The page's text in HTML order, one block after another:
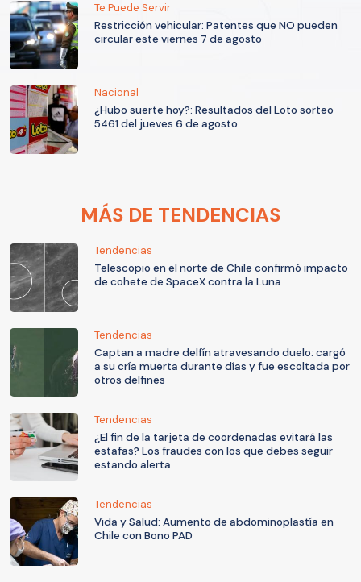
Te Puede Servir
Restricción vehicular: Patentes que NO pueden
circular este viernes 7 de agosto
Nacional
¿Hubo suerte hoy?: Resultados del Loto sorteo
5461 del jueves 6 de agosto
MÁS DE TENDENCIAS
Tendencias
Telescopio en el norte de Chile confirmó impacto
de cohete de SpaceX contra la Luna
Tendencias
Captan a madre delfín atravesando duelo: cargó
a su cría muerta durante días y fue escoltada por
otros delfines
Tendencias
¿El fin de la tarjeta de coordenadas evitará las
estafas? Los fraudes con los que debes seguir
estando alerta
Tendencias
Vida y Salud: Aumento de abdominoplastía en
Chile con Bono PAD